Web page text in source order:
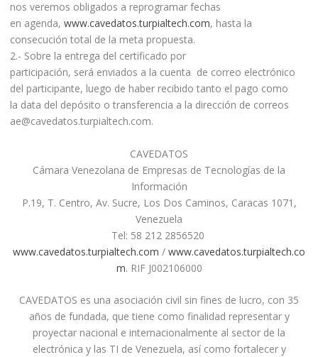
nos veremos obligados a reprogramar fechas
en agenda, www.cavedatos.turpialtech.com, hasta la
consecución total de la meta propuesta.
2.- Sobre la entrega del certificado por
participación, será enviados a la cuenta de correo electrónico
del participante, luego de haber recibido tanto el pago como
la data del depósito o transferencia a la dirección de correos
ae@cavedatos.turpialtech.com.
CAVEDATOS
Cámara Venezolana de Empresas de Tecnologías de la
Información
P.19, T. Centro, Av. Sucre, Los Dos Caminos, Caracas 1071,
Venezuela
Tel: 58 212 2856520
www.cavedatos.turpialtech.com / www.cavedatos.turpialtech.co
m. RIF J002106000
CAVEDATOS es una asociación civil sin fines de lucro, con 35
años de fundada, que tiene como finalidad representar y
proyectar nacional e internacionalmente al sector de la
electrónica y las TI de Venezuela, así como fortalecer y